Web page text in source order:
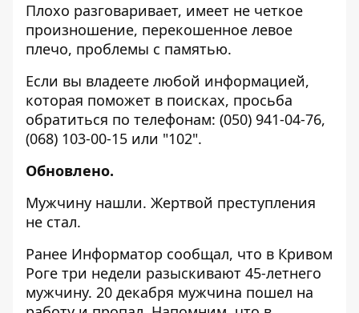
Плохо разговаривает, имеет не четкое
произношение, перекошенное левое
плечо, проблемы с памятью.
Если вы владеете любой информацией,
которая поможет в поисках, просьба
обратиться по телефонам: (050) 941-04-76,
(068) 103-00-15 или "102".
Обновлено.
Мужчину нашли. Жертвой преступления
не стал.
Ранее Информатор сообщал, что в Кривом
Роге три недели разыскивают 45-летнего
мужчину. 20 декабря мужчина пошел на